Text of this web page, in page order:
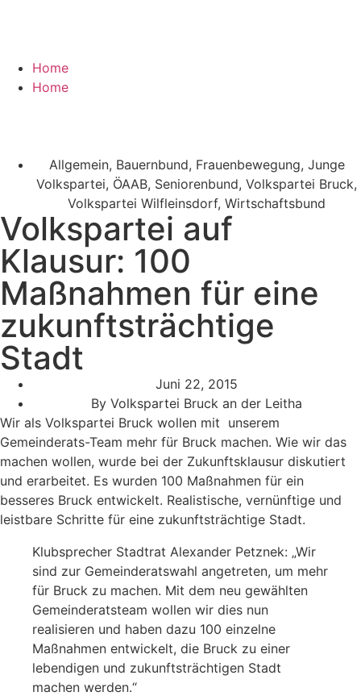
Home
Home
Allgemein, Bauernbund, Frauenbewegung, Junge
Volkspartei, ÖAAB, Seniorenbund, Volkspartei Bruck,
Volkspartei Wilfleinsdorf, Wirtschaftsbund
Volkspartei auf
Klausur: 100
Maßnahmen für eine
zukunftsträchtige
Stadt
Juni 22, 2015
By Volkspartei Bruck an der Leitha
Wir als Volkspartei Bruck wollen mit unserem
Gemeinderats-Team mehr für Bruck machen. Wie wir das
machen wollen, wurde bei der Zukunftsklausur diskutiert
und erarbeitet. Es wurden 100 Maßnahmen für ein
besseres Bruck entwickelt. Realistische, vernünftige und
leistbare Schritte für eine zukunftsträchtige Stadt.
Klubsprecher Stadtrat Alexander Petznek: „Wir
sind zur Gemeinderatswahl angetreten, um mehr
für Bruck zu machen. Mit dem neu gewählten
Gemeinderatsteam wollen wir dies nun
realisieren und haben dazu 100 einzelne
Maßnahmen entwickelt, die Bruck zu einer
lebendigen und zukunftsträchtigen Stadt
machen werden.“